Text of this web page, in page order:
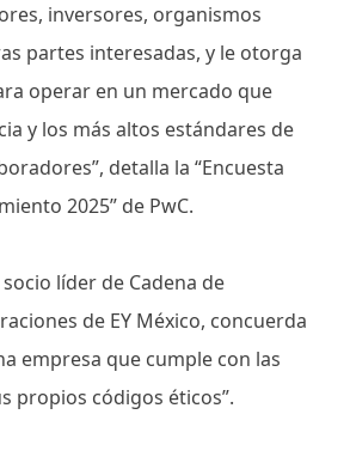
inversores, organismos
partes interesadas, y le otorga
operar en un mercado que
y los más altos estándares de
detalla la “Encuesta
2025” de PwC.
líder de Cadena de
de EY México, concuerda
empresa que cumple con las
propios códigos éticos”.